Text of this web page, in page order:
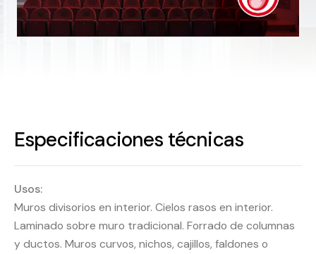
Especificaciones técnicas
Usos:
Muros divisorios en interior. Cielos rasos en interior.
Laminado sobre muro tradicional. Forrado de columnas
y ductos. Muros curvos, nichos, cajillos, faldones o